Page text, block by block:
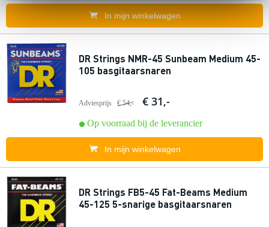
In mijn winkelwagen
DR Strings NMR-45 Sunbeam Medium 45-
105 basgitaarsnaren
Adviesprijs € 54,- € 31,-
Op voorraad bij de leverancier
In mijn winkelwagen
DR Strings FB5-45 Fat-Beams Medium
45-125 5-snarige basgitaarsnaren